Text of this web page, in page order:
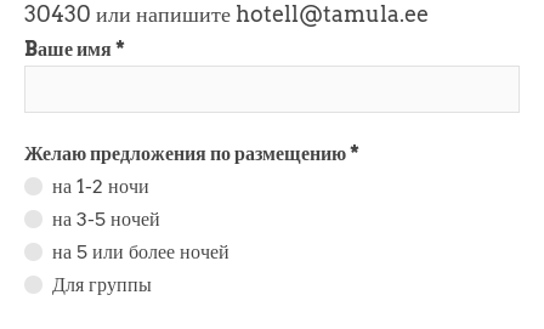
30430 или напишите hotell@tamula.ee
Bаше имя
Желаю предложения по размещению
на 1-2 ночи
на 3-5 ночей
на 5 или более ночей
Для группы